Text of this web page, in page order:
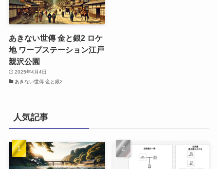
あきない世傳 金と銀2 ロケ
地 ワープステーション江戸
親沢公園
2025年4月4日
あきない世傳 金と銀2
人気記事